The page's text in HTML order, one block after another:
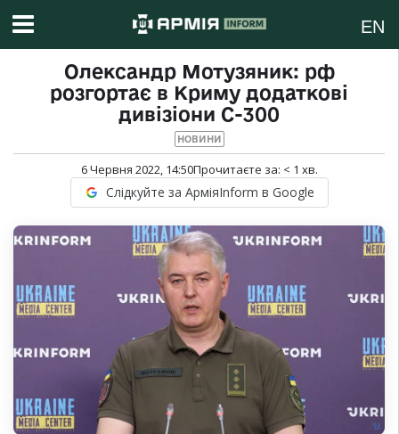
EN
Олександр Мотузяник: рф
розгортає в Криму додаткові
дивізіони С-300
НОВИНИ
6 Червня 2022, 14:50Прочитаєте за: < 1 хв.
Слідкуйте за АрміяInform в Google